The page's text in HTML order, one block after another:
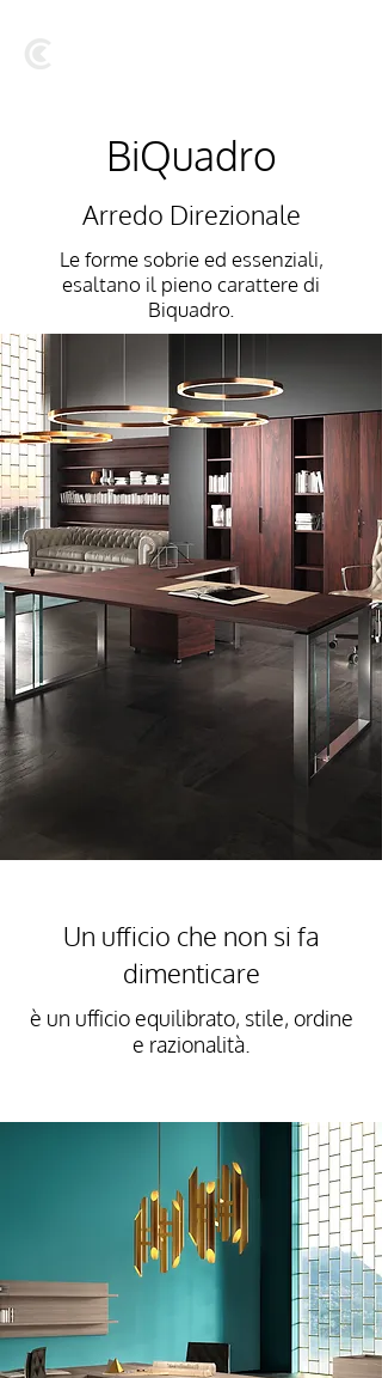
BiQuadro
Arredo Direzionale
Le forme sobrie ed essenziali,
esaltano il pieno carattere di
Biquadro.
Un ufficio che non si fa
dimenticare
è un ufficio equilibrato, stile, ordine
e razionalità.